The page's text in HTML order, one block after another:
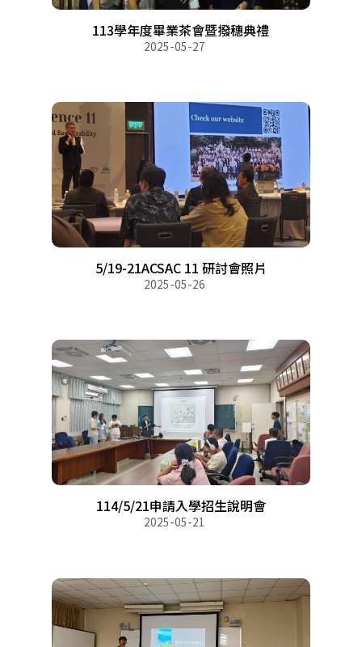
113學年度畢業茶會暨撥穗典禮
2025-05-27
5/19-21ACSAC 11 研討會照片
2025-05-26
114/5/21申請入學招生說明會
2025-05-21